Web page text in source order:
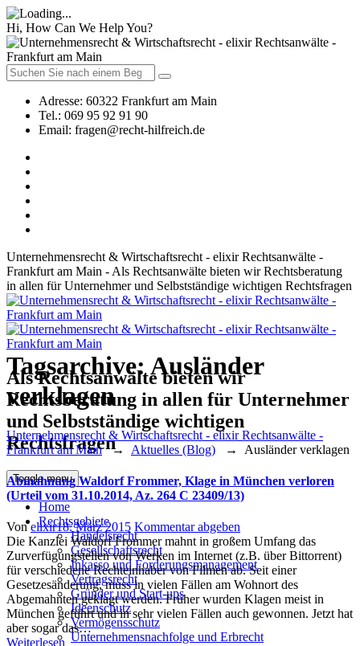
Hi, How Can We Help You?
Adresse: 60322 Frankfurt am Main
Tel.: 069 95 92 91 90
Email: fragen@recht-hilfreich.de
Unternehmensrecht & Wirtschaftsrecht - elixir Rechtsanwälte -
Frankfurt am Main - Als Rechtsanwälte bieten wir Rechtsberatung
in allen für Unternehmer und Selbstständige wichtigen Rechtsfragen
Als Rechtsanwälte bieten wir
Rechtsberatung in allen für Unternehmer
und Selbstständige wichtigen
Rechtsfragen
Toggle menu
Home
Rechtsgebiete
Handelsrecht
Gesellschaftsrecht
Inkasso und Forderungsmanagement
Vertragsrecht
Gründer und Start-ups
Ideenschutz
Vermögensschutz
Unternehmensnachfolge und Erbrecht
Tagsarchive:Ausländer
verklagen
Unternehmensrecht & Wirtschaftsrecht - elixir Rechtsanwälte -
Frankfurt am Main → Aktuelles (Blog) → Ausländer verklagen
Abmahnung Waldorf Frommer, Klage in München verloren
(Urteil vom 31.10.2014, Az. 264 C 23409/13)
Author
VonelixirPosted
on
18. März 2015 Kommentar abgeben
Die Kanzlei Waldorf Frommer mahnt in großem Umfang das
Zurverfügungstellen von Werken im Internet (z.B. über Bittorrent)
für verschiedene Rechteinhaber von Filmen ab. Seit einer
Gesetzesänderung, muss in vielen Fällen am Wohnort des
Abgemahnten geklagt werden. Früher wurden Klagen meist in
München geführt und in sehr vielen Fällen auch gewonnen. Jetzt hat
aber sogar das…
Weiterlesen